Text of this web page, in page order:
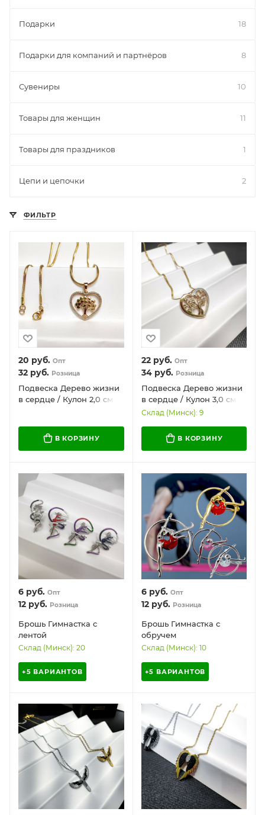
индивидуальность.
На выбор предлагаются качественные
кулонов на цепочках;
браслетов;
брелоков с подвесками, ключницами и пр.
Подарки 18
Подарки для компаний и партнёров 8
Сувениры 10
Товары для женщин 11
Товары для праздников 1
Цепи и цепочки 2
ФИЛЬТР
20 руб. Опт
32 руб. Розница
Подвеска Дерево жизни
в сердце / Кулон 2,0 см.
Украшение женское на
шею в обрамлении
В КОРЗИНУ
22руб. Опт
34руб. Розница
Подвеска Дерево жизни
в сердце / Кулон 3,0 см.
на цепочке Snake
Украшение женское на
шею в обрамлении
Склад (Минск): 9
В КОРЗИНУ
6 руб. Опт
12 руб. Розница
Брошь Гимнастка с
лентой
Склад (Минск): 20
+5 ВАРИАНТОВ
6руб. Опт
12руб. Розница
Брошь Гимнастка с
обручем
Склад (Минск): 10
+5 ВАРИАНТОВ